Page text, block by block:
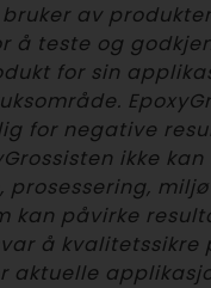
av
å teste og
for sin
for negative
ikke
prosessering,
kan påvirke
å kvalitetssikre
aktuelle